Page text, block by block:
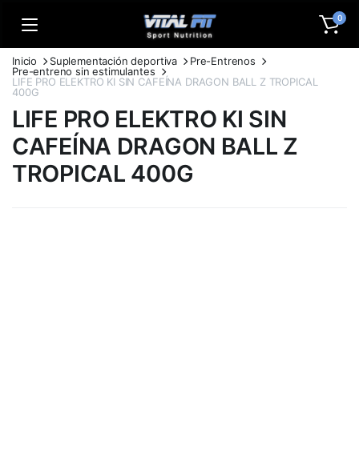
0
Inicio Suplementación deportiva
Pre-Entrenos
Pre-entreno sin estimulantes
LIFE PRO ELEKTRO KI SIN CAFEÍNA DRAGON BALL Z TROPICAL
400G
LIFE PRO ELEKTRO KI SIN
CAFEÍNA DRAGON BALL Z
TROPICAL 400G